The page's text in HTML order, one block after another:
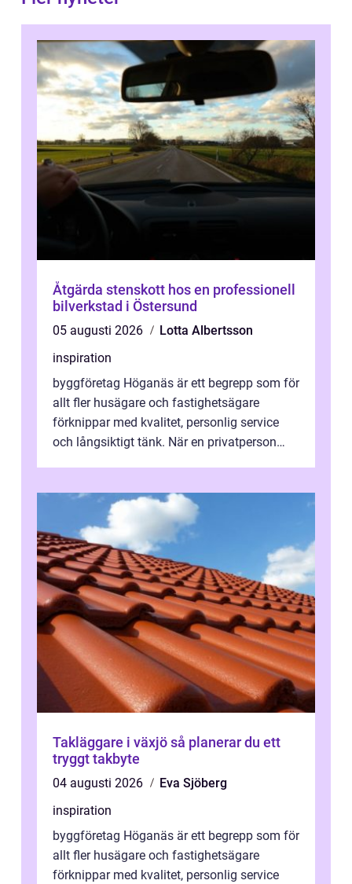
Åtgärda stenskott hos en professionell
bilverkstad i Östersund
05 augusti 2026
Lotta Albertsson
inspiration
byggföretag Höganäs är ett begrepp som för
allt fler husägare och fastighetsägare
förknippar med kvalitet, personlig service
och långsiktigt tänk. När en privatperson
Takläggare i växjö så planerar du ett
tryggt takbyte
04 augusti 2026
Eva Sjöberg
inspiration
byggföretag Höganäs är ett begrepp som för
allt fler husägare och fastighetsägare
förknippar med kvalitet, personlig service